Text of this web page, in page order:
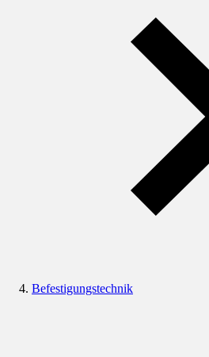
Befestigungstechnik